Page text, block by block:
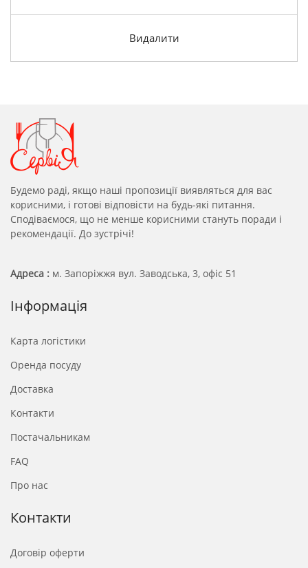
Видалити
Будемо раді, якщо наші пропозиції виявляться для вас
корисними, і готові відповісти на будь-які питання.
Сподіваємося, що не менше корисними стануть поради і
рекомендації. До зустрічі!
Адреса : м. Запоріжжя вул. Заводська, 3, офіс 51
Інформація
Карта логістики
Оренда посуду
Доставка
Контакти
Постачальникам
FAQ
Про нас
Контакти
Договір оферти